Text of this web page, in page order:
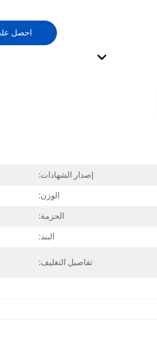
احصل
إصدار الشهادات:
الوزن:
الحزمة:
البند:
تفاصيل التغليف: